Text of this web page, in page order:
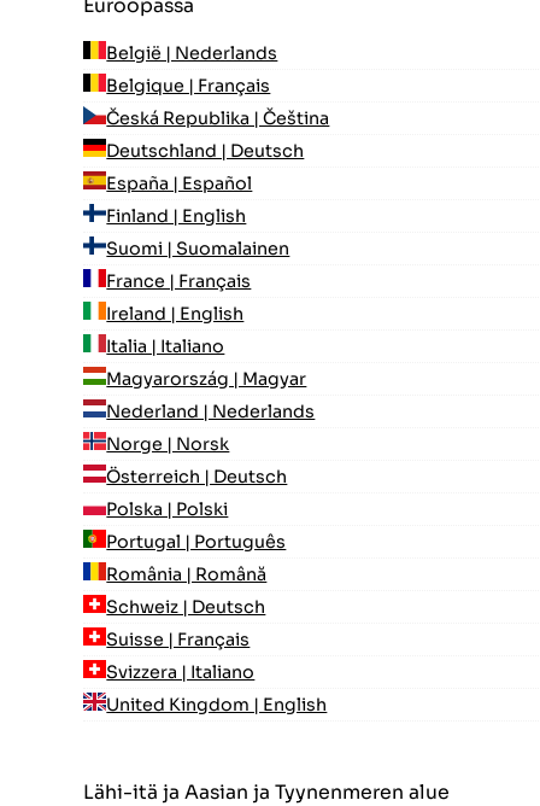
Euroopassa
België | Nederlands
Belgique | Français
Česká Republika | Čeština
Deutschland | Deutsch
España | Español
Finland | English
Suomi | Suomalainen
France | Français
Ireland | English
Italia | Italiano
Magyarország | Magyar
Nederland | Nederlands
Norge | Norsk
Österreich | Deutsch
Polska | Polski
Portugal | Português
România | Română
Schweiz | Deutsch
Suisse | Français
Svizzera | Italiano
United Kingdom | English
Lähi-itä ja Aasian ja Tyynenmeren alue